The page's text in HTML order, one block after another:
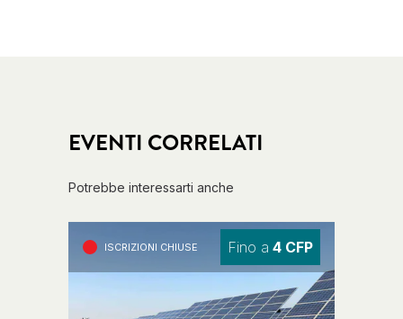
EVENTI CORRELATI
Potrebbe interessarti anche
ISCRIZIONI CHIUSE Fino a 4 CFP